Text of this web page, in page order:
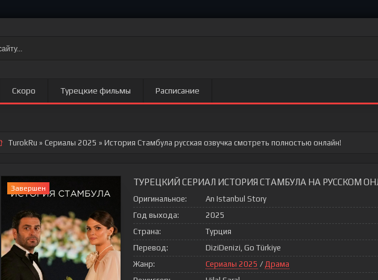
Скоро Турецкие фильмы Расписание
TurokRu » Сериалы 2025 » История Стамбула русская озвучка смотреть полностью онлайн!
Завершен
ТУРЕЦКИЙ СЕРИАЛ ИСТОРИЯ СТАМБУЛА НА РУССКОМ
Оригинальное:
An Istanbul Story
Год выхода:
2025
Страна:
Турция
Перевод:
DiziDenizi, Go Türkiye
Жанр:
Сериалы 2025 / Драма